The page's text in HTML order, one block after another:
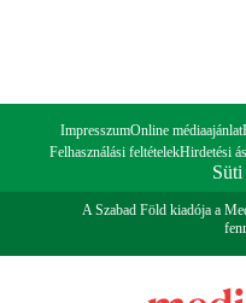
ImpresszumOnline médiaajánlat
Felhasználási feltételekHirdetési
A Szabad Föld kiadója a